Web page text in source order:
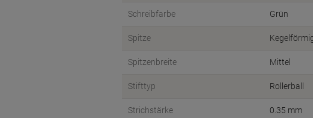
Schreibfarbe Grün
Spitze
Spitzenbreite Mittel
Stifttyp Rollerball
Strichstärke 0.35 mm